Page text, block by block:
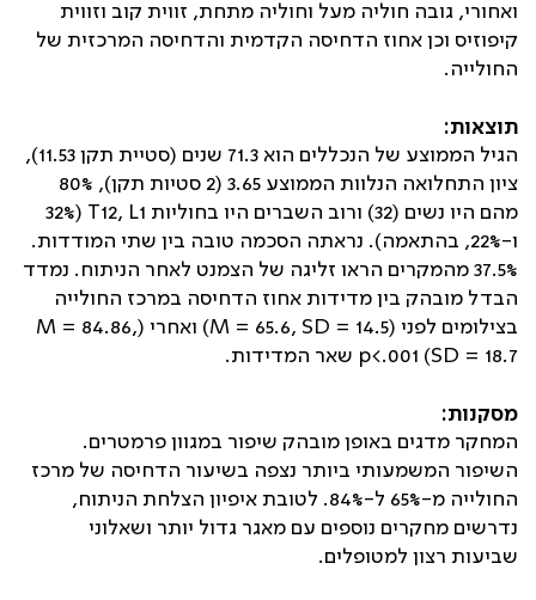
ואחורי, גובה חוליה מעל וחוליה מתחת, זווית קוב וזווית
קיפוזיס וכן אחוז הדחיסה הקדמית והדחיסה המרכזית של
החולייה.
תוצאות:
הגיל הממוצע של הנכללים הוא 71.3 שנים (סטיית תקן 11.53),
ציון התחלואה הנלוות הממוצע 3.65 (2 סטיות תקן), 80%
מהם היו נשים (32) ורוב השברים היו בחוליות
T12, L1
(32%
ו-22%, בהתאמה). נראתה הסכמה טובה בין שתי המודדות.
37.5% מהמקרים הראו זליגה של הצמנט לאחר הניתוח. נמדד
הבדל מובהק בין מדידות אחוז הדחיסה במרכז החולייה
בצילומים לפני (M = 65.6, SD = 14.5) ואחרי
(M = 84.86,
SD = 18.7)
p<.001 שאר המדידות.
מסקנות:
המחקר מדגים באופן מובהק שיפור במגוון פרמטרים.
השיפור המשמעותי ביותר נצפה בשיעור הדחיסה של מרכז
החולייה מ-65% ל-84%. לטובת איפיון הצלחת הניתוח,
נדרשים מחקרים נוספים עם מאגר גדול יותר ושאלוני
שביעות רצון למטופלים.